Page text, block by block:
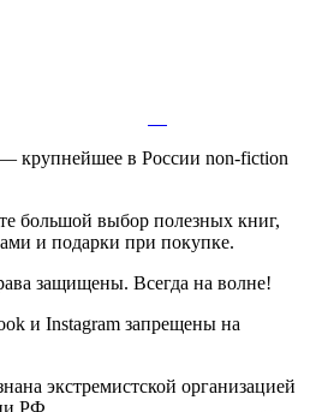
крупнейшее в России non-fiction
большой выбор полезных книг,
и подарки при покупке.
защищены. Всегда на волне!
и Instagram запрещены на
экстремистской организацией
РФ.